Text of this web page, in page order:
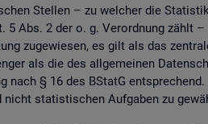
Stel­len – zu wel­cher die
5 Abs. 2 der o. g. Ver­ord­nung zählt
zu­ge­wie­sen, es gilt als das
als die des all­ge­mei­nen
nach § 16 des BStatG
sta­tis­ti­schen Auf­ga­ben zu